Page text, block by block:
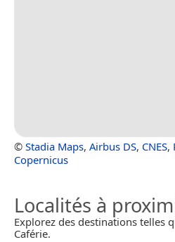
© Stadia Maps, Airbus DS, CNES,
Copernicus
Localités à
Explorez des destinations telles
Caférie.